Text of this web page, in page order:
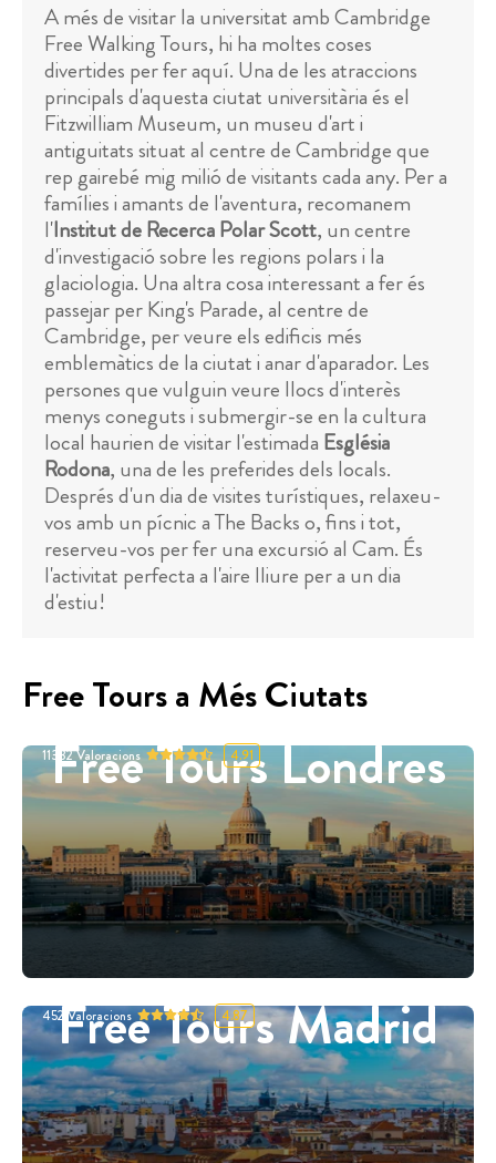
A més de visitar la universitat amb Cambridge
Free Walking Tours, hi ha moltes coses
divertides per fer aquí. Una de les atraccions
principals d'aquesta ciutat universitària és el
Fitzwilliam Museum, un museu d'art i
antiguitats situat al centre de Cambridge que
rep gairebé mig milió de visitants cada any. Per a
famílies i amants de l'aventura, recomanem
l'Institut de Recerca Polar Scott, un centre
d'investigació sobre les regions polars i la
glaciologia. Una altra cosa interessant a fer és
passejar per King's Parade, al centre de
Cambridge, per veure els edificis més
emblemàtics de la ciutat i anar d'aparador. Les
persones que vulguin veure llocs d'interès
menys coneguts i submergir-se en la cultura
local haurien de visitar l'estimada Església
Rodona, una de les preferides dels locals.
Després d'un dia de visites turístiques, relaxeu-
vos amb un pícnic a The Backs o, fins i tot,
reserveu-vos per fer una excursió al Cam. És
l'activitat perfecta a l'aire lliure per a un dia
d'estiu!
Free Tours a Més Ciutats
Free Tours Londres
11332Valoracions 4.91
Free Tours Madrid
452 Valoracions 4.87